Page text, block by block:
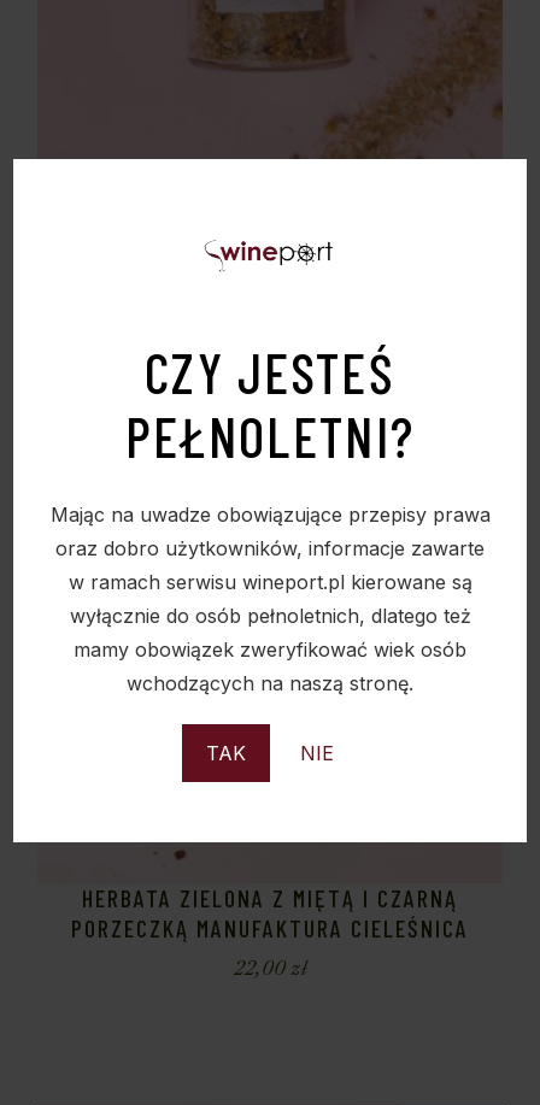
CZY JESTEŚ
PEŁNOLETNI?
Mając na uwadze obowiązujące przepisy prawa
oraz dobro użytkowników, informacje zawarte
w ramach serwisu wineport.pl kierowane są
wyłącznie do osób pełnoletnich, dlatego też
mamy obowiązek zweryfikować wiek osób
wchodzących na naszą stronę.
TAK NIE
CIELEŚNICA
HERBATA ZIELONA Z MIĘTĄ I CZARNĄ
PORZECZKĄ MANUFAKTURA CIELEŚNICA
22,00zł